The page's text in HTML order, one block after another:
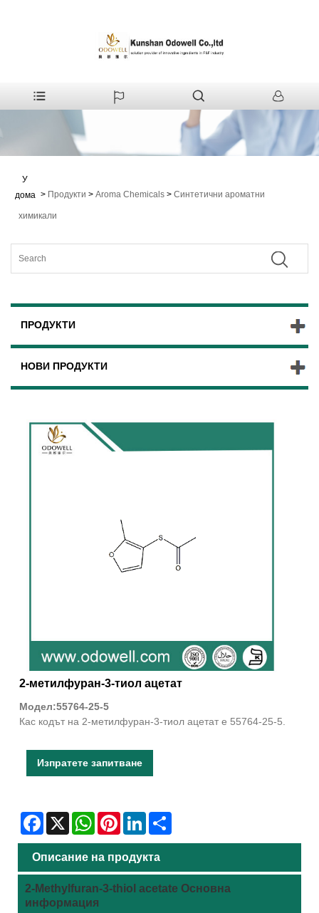
У
дома > Продукти > Aroma Chemicals > Синтетични ароматни
химикали
ПРОДУКТИ
НОВИ ПРОДУКТИ
2-метилфуран-3-тиол ацетат
Модел:55764-25-5
Кас кодът на 2-метилфуран-3-тиол ацетат е 55764-25-5.
Изпратете запитване
Facebook
X WhatsAppPinterestLinkedIn
Описание на продукта
2-Methylfuran-3-thiol acetate Основна
информация